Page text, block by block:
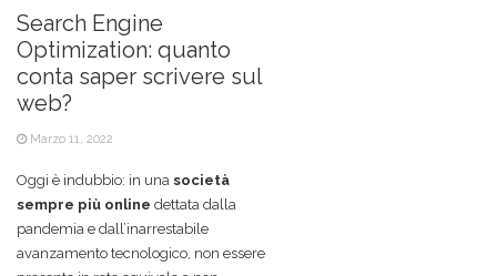
Search Engine
Optimization: quanto
conta saper scrivere sul
web?
Marzo 11, 2022
Oggi è indubbio: in una società
sempre più online dettata dalla
pandemia e dall’inarrestabile
avanzamento tecnologico, non essere